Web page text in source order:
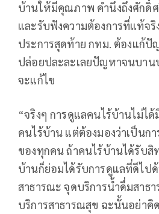
บ้านให้มีคุณภาพ คำนึงถึงศักดิ์
และรับฟังความต้องการที่แท้จ
ประการสุดท้าย กทม. ต้องแก้ปั
ปล่อยปละละเลยปัญหาจนบาน
จะแก้ไข
“จริงๆ การดูแลคนไร้บ้านไม่ไ
คนไร้บ้าน แต่ต้องมองว่าเป็นก
ของทุกคน ถ้าคนไร้บ้านได้รับ
บ้านก็ย่อมได้รับการดูแลที่ดีไป
สาธารณะ จุดบริการน้ำดื่มสาธ
บริการสาธารณสุข ฉะนั้นอย่าคิ